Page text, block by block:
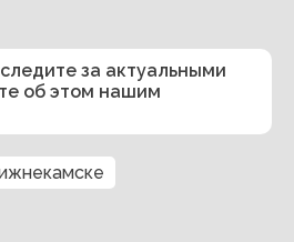
за актуальными
об этом нашим